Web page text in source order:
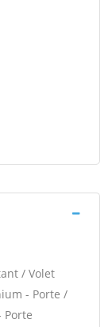
/ Volet
- Porte /
Porte